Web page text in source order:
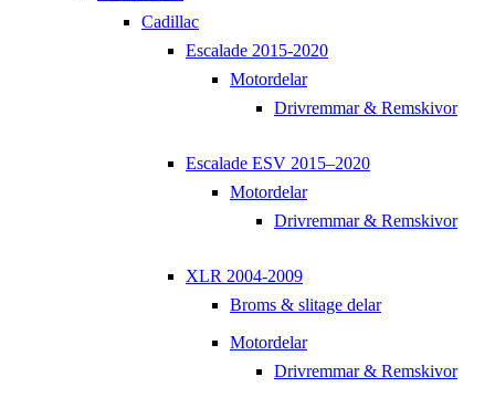
Cadillac
Escalade 2015-2020
Motordelar
Drivremmar & Remskivor
Escalade ESV 2015–2020
Motordelar
Drivremmar & Remskivor
XLR 2004-2009
Broms & slitage delar
Motordelar
Drivremmar & Remskivor